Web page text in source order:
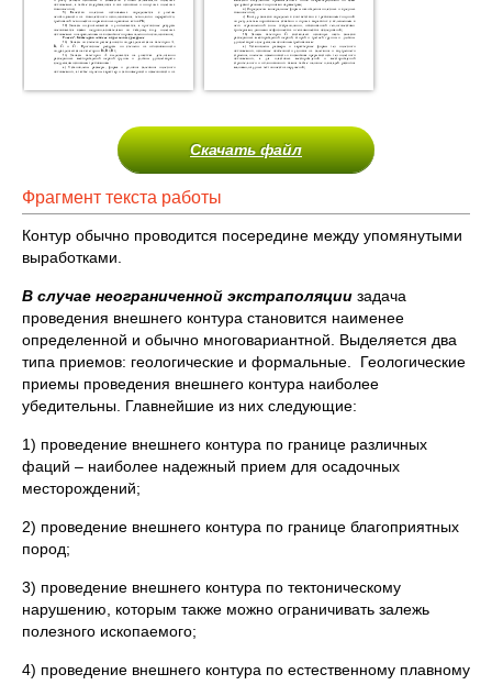
Скачать файл
Фрагмент текста работы
Контур обычно проводится посередине между упомянутыми
выработками.
В случае неограниченной экстраполяции задача
проведения внешнего контура становится наименее
определенной и обычно многовариантной. Выделяется два
типа приемов: геологические и формальные. Геологические
приемы проведения внешнего контура наиболее
убедительны. Главнейшие из них следующие:
1) проведение внешнего контура по границе различных
фаций – наиболее надежный прием для осадочных
месторождений;
2) проведение внешнего контура по границе благоприятных
пород;
3) проведение внешнего контура по тектоническому
нарушению, которым также можно ограничивать залежь
полезного ископаемого;
4) проведение внешнего контура по естественному плавному